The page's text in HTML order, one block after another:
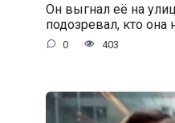
Он выгнал её на
подозревал, кто
0 403